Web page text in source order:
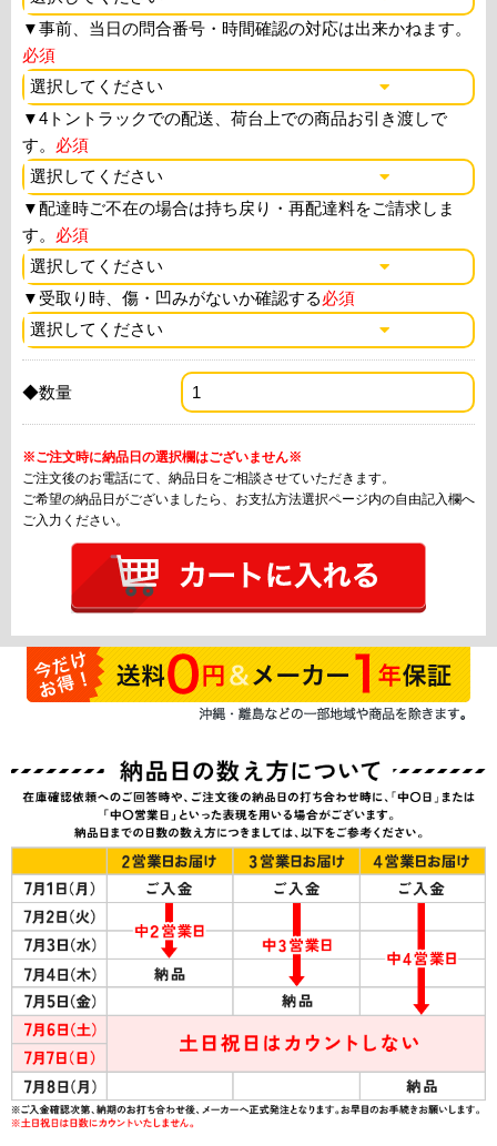
▼事前、当日の問合番号・時間確認の対応は出来かねます。
必須
▼4トントラックでの配送、荷台上での商品お引き渡しで
す。 必須
▼配達時ご不在の場合は持ち戻り・再配達料をご請求しま
す。 必須
▼ 受取り時、傷・凹みがないか確認する必須
◆数量
※ご注文時に納品日の選択欄はございません※
ご注文後のお電話にて、納品日をご相談させていただきます。
ご希望の納品日がございましたら、お支払方法選択ページ内の自由記入欄へ
ご入力ください。